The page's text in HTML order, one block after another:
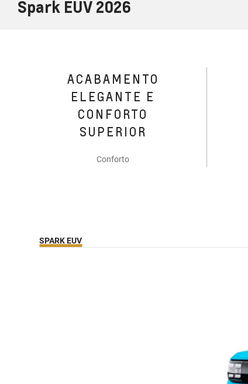
Spark EUV 2026
ACABAMENTO
ELEGANTE E
CONFORTO
SUPERIOR
Conforto
SPARK EUV